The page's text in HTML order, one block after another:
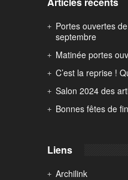
Portes ouvertes
septembre
Matinée portes
C’est la reprise !
Salon 2024 des
Bonnes fêtes de
Liens
Archilink